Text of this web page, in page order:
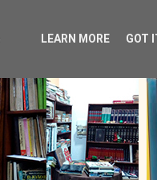
LEARN MORE GOT